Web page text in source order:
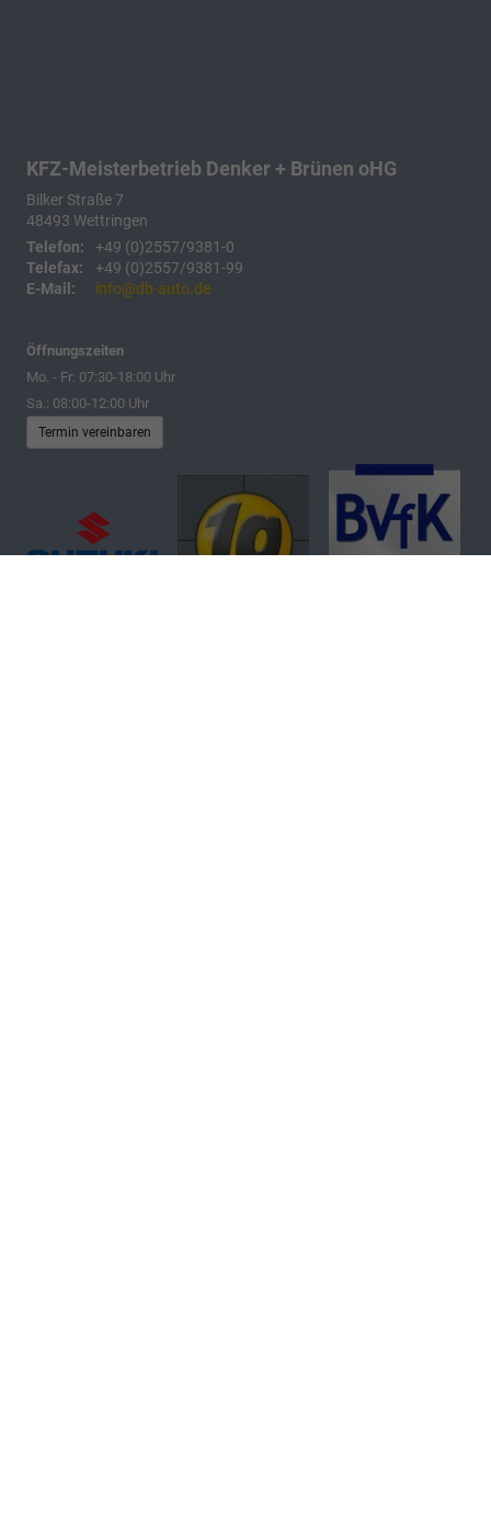
KFZ-Meisterbetrieb Denker + Brünen oHG
Bilker Straße 7
48493 Wettringen
Telefon:
+49 (0)2557/9381-0
Telefax:
+49 (0)2557/9381-99
E-Mail:
info@db-auto.de
Öffnungszeiten
Mo. - Fr: 07:30-18:00 Uhr
Sa.: 08:00-12:00 Uhr
Termin vereinbaren